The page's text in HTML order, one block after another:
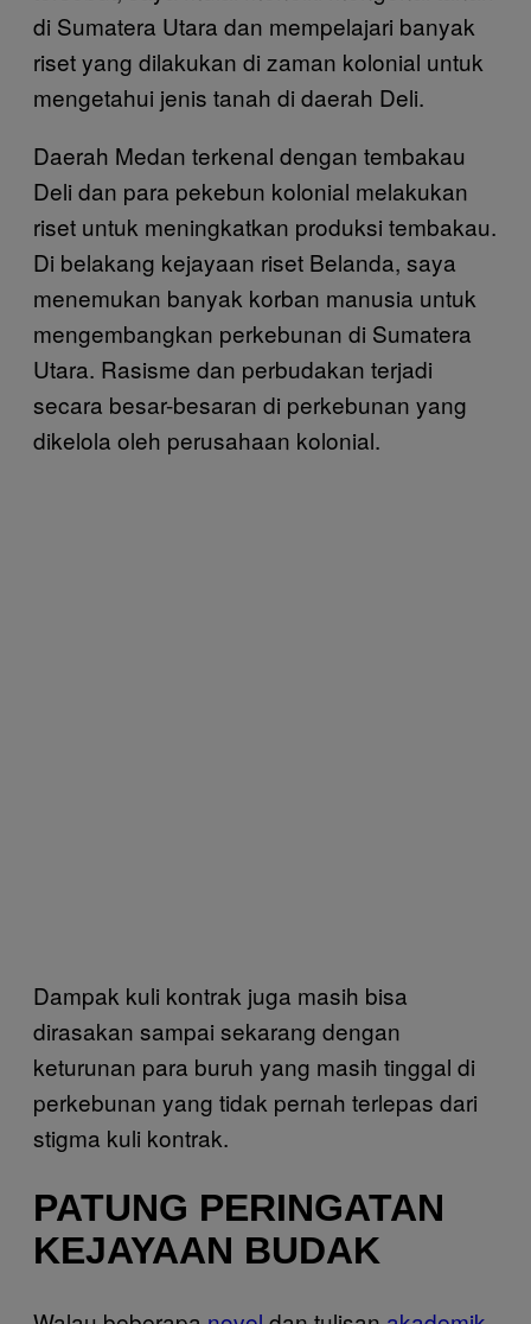
di Sumatera Utara dan mempelajari banyak
riset yang dilakukan di zaman kolonial untuk
mengetahui jenis tanah di daerah Deli.
Daerah Medan terkenal dengan tembakau
Deli dan para pekebun kolonial melakukan
riset untuk meningkatkan produksi tembakau.
Di belakang kejayaan riset Belanda, saya
menemukan banyak korban manusia untuk
mengembangkan perkebunan di Sumatera
Utara. Rasisme dan perbudakan terjadi
secara besar-besaran di perkebunan yang
dikelola oleh perusahaan kolonial.
Dampak kuli kontrak juga masih bisa
dirasakan sampai sekarang dengan
keturunan para buruh yang masih tinggal di
perkebunan yang tidak pernah terlepas dari
stigma kuli kontrak.
PATUNG PERINGATAN
KEJAYAAN BUDAK